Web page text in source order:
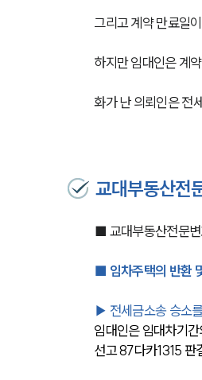
그리고 계약 만료일
하지만 임대인은 계
화가 난 의뢰인은 전
교대부동산전
■ 교대부동산전문변
■ 임차주택의 반환
▶ 전세금소송 승소
임대인은 임대차기
선고 87다카1315 판